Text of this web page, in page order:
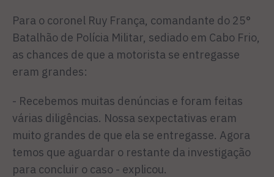
Para o coronel Ruy França, comandante do 25°
Batalhão de Polícia Militar, sediado em Cabo Frio,
as chances de que a motorista se entregasse
eram grandes:
- Recebemos muitas denúncias e foram feitas
várias diligências. Nossa sexpectativas eram
muito grandes de que ela se entregasse. Agora
temos que aguardar o restante da investigação
para concluir o caso - explicou.